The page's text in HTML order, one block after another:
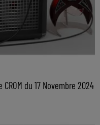
CROM du 17 Novembre 2024